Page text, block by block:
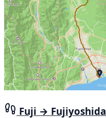
Fuji → Fujiyoshida